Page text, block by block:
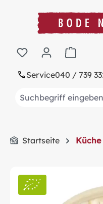
springen
Service040 / 739
Startseite
Bildergalerie